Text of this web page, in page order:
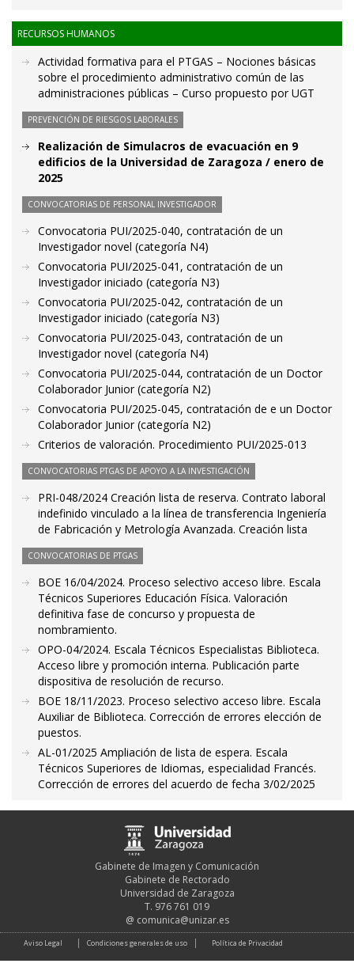
RECURSOS HUMANOS
Actividad formativa para el PTGAS – Nociones básicas
sobre el procedimiento administrativo común de las
administraciones públicas – Curso propuesto por UGT
PREVENCIÓN DE RIESGOS LABORALES
Realización de Simulacros de evacuación en 9
edificios de la Universidad de Zaragoza / enero de
2025
CONVOCATORIAS DE PERSONAL INVESTIGADOR
Convocatoria PUI/2025-040, contratación de un
Investigador novel (categoría N4)
Convocatoria PUI/2025-041, contratación de un
Investigador iniciado (categoría N3)
Convocatoria PUI/2025-042, contratación de un
Investigador iniciado (categoría N3)
Convocatoria PUI/2025-043, contratación de un
Investigador novel (categoría N4)
Convocatoria PUI/2025-044, contratación de un Doctor
Colaborador Junior (categoría N2)
Convocatoria PUI/2025-045, contratación de e un Doctor
Colaborador Junior (categoría N2)
Criterios de valoración. Procedimiento PUI/2025-013
CONVOCATORIAS PTGAS DE APOYO A LA INVESTIGACIÓN
PRI-048/2024 Creación lista de reserva. Contrato laboral
indefinido vinculado a la línea de transferencia Ingeniería
de Fabricación y Metrología Avanzada. Creación lista
CONVOCATORIAS DE PTGAS
BOE 16/04/2024. Proceso selectivo acceso libre. Escala
Técnicos Superiores Educación Física. Valoración
definitiva fase de concurso y propuesta de
nombramiento.
OPO-04/2024. Escala Técnicos Especialistas Biblioteca.
Acceso libre y promoción interna. Publicación parte
dispositiva de resolución de recurso.
BOE 18/11/2023. Proceso selectivo acceso libre. Escala
Auxiliar de Biblioteca. Corrección de errores elección de
puestos.
AL-01/2025 Ampliación de lista de espera. Escala
Técnicos Superiores de Idiomas, especialidad Francés.
Corrección de errores del acuerdo de fecha 3/02/2025
Gabinete de Imagen y Comunicación
Gabinete de Rectorado
Universidad de Zaragoza
T. 976 761 019
@ comunica@unizar.es
Aviso Legal Condiciones generales de uso Política de Privacidad